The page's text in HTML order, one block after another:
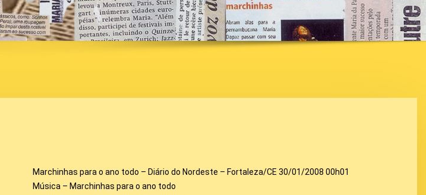
Marchinhas para o ano todo – Diário do Nordeste – Fortaleza/CE 30/01/2008 00h01
Música – Marchinhas para o ano todo